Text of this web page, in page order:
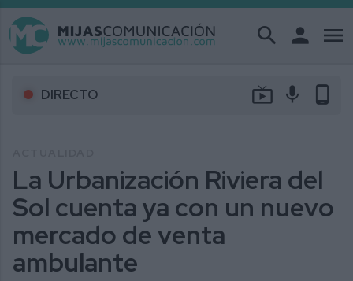
search person menu
DIRECTO live_tv mic phone_android
La Urbanización Riviera del
Sol cuenta ya con un nuevo
mercado de venta
ambulante